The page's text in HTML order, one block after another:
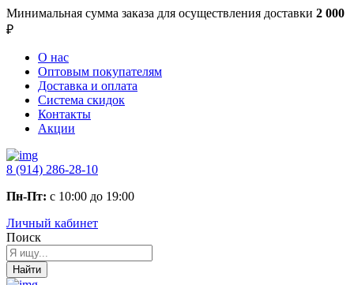
Минимальная сумма заказа для осуществления доставки 2 000
₽
О нас
Оптовым покупателям
Доставка и оплата
Система скидок
Контакты
Акции
8 (914) 286-28-10
Пн-Пт: с 10:00 до 19:00
Личный кабинет
Поиск
Найти